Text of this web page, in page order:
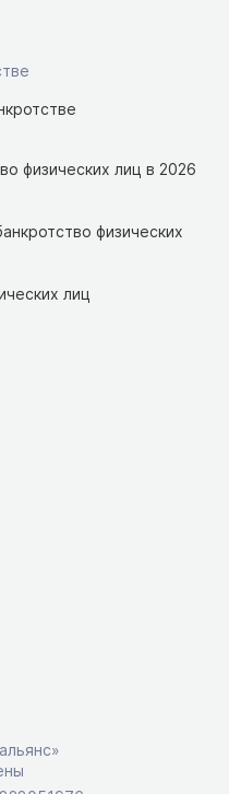
физических лиц в 2026
физических
лиц